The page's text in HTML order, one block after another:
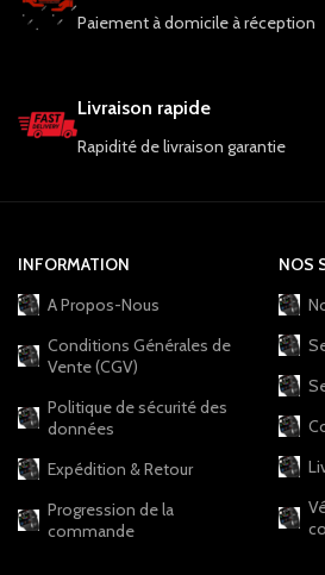
Paiement à domicile à réception
Livraison rapide
Rapidité de livraison garantie
INFORMATION
A Propos-Nous
Conditions Générales de
Vente (CGV)
Politique de sécurité des
données
Expédition & Retour
Progression de la
commande
NOS